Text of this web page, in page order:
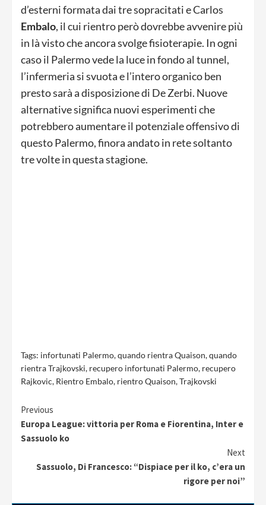
d’esterni formata dai tre sopracitati e Carlos
Embalo, il cui rientro però dovrebbe avvenire più
in là visto che ancora svolge fisioterapie. In ogni
caso il Palermo vede la luce in fondo al tunnel,
l’infermeria si svuota e l’intero organico ben
presto sarà a disposizione di De Zerbi. Nuove
alternative significa nuovi esperimenti che
potrebbero aumentare il potenziale offensivo di
questo Palermo, finora andato in rete soltanto
tre volte in questa stagione.
Tags: infortunati Palermo,quando rientra Quaison,quando
rientra Trajkovski, recupero infortunati Palermo, recupero
Rajkovic, Rientro Embalo, rientro Quaison,Trajkovski
Continue
Reading
Previous
Europa League: vittoria per Roma e Fiorentina, Inter e
Sassuolo ko
Next
Sassuolo, Di Francesco: “Dispiace per il ko, c’era un
rigore per noi”